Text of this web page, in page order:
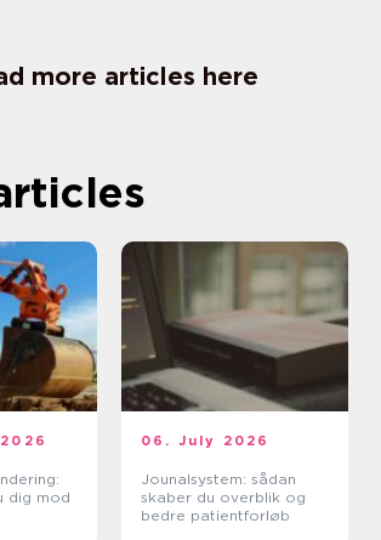
more articles here
dig mod
06. July 2026
Jounalsystem: sådan
skaber du overblik og
bedre patientforløb